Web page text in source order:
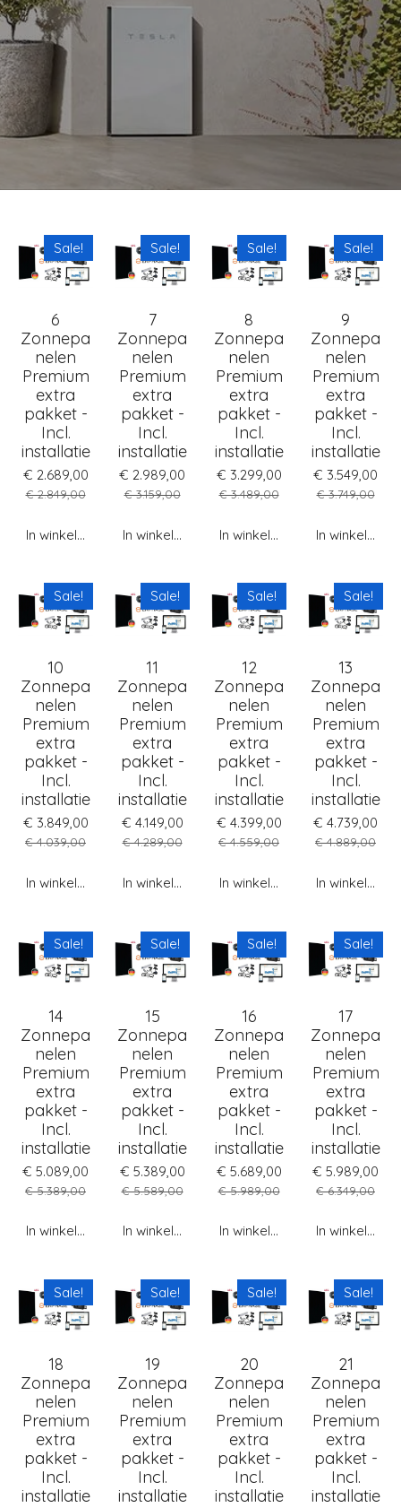
Sale!
6
Zonnepa
nelen
Premium
extra
pakket -
Incl.
installatie
€ 2.689,00
€ 2.849,00
In winkelwagen
Sale!
7
Zonnepa
nelen
Premium
extra
pakket -
Incl.
installatie
€ 2.989,00
€ 3.159,00
In winkelwagen
Sale!
8
Zonnepa
nelen
Premium
extra
pakket -
Incl.
installatie
€ 3.299,00
€ 3.489,00
In winkelwagen
Sale!
9
Zonnepa
nelen
Premium
extra
pakket -
Incl.
installatie
€ 3.549,00
€ 3.749,00
In
Sale!
10
Zonnepa
nelen
Premium
extra
pakket -
Incl.
installatie
€ 3.849,00
€ 4.039,00
In winkelwagen
Sale!
11
Zonnepa
nelen
Premium
extra
pakket -
Incl.
installatie
€ 4.149,00
€ 4.289,00
In winkelwagen
Sale!
12
Zonnepa
nelen
Premium
extra
pakket -
Incl.
installatie
€ 4.399,00
€ 4.559,00
In winkelwagen
Sale!
13
Zonnepa
nelen
Premium
extra
pakket -
Incl.
installatie
€ 4.739,00
€ 4.889,00
In
Sale!
14
Zonnepa
nelen
Premium
extra
pakket -
Incl.
installatie
€ 5.089,00
€ 5.389,00
In winkelwagen
Sale!
15
Zonnepa
nelen
Premium
extra
pakket -
Incl.
installatie
€ 5.389,00
€ 5.589,00
In winkelwagen
Sale!
16
Zonnepa
nelen
Premium
extra
pakket -
Incl.
installatie
€ 5.689,00
€ 5.989,00
In winkelwagen
Sale!
17
Zonnepa
nelen
Premium
extra
pakket -
Incl.
installatie
€ 5.989,00
€ 6.349,00
In
Sale!
18
Zonnepa
nelen
Premium
extra
pakket -
Incl.
installatie
Sale!
19
Zonnepa
nelen
Premium
extra
pakket -
Incl.
installatie
Sale!
20
Zonnepa
nelen
Premium
extra
pakket -
Incl.
installatie
Sale!
21
Zonnepa
nelen
Premium
extra
pakket -
Incl.
installatie